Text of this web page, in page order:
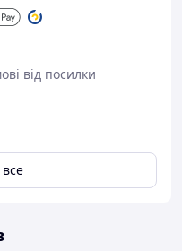
від посилки